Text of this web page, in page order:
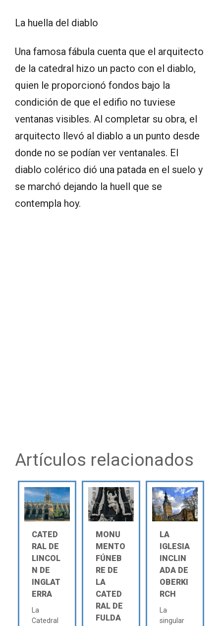
La huella del diablo
Una famosa fábula cuenta que el arquitecto
de la catedral hizo un pacto con el diablo,
quien le proporcionó fondos bajo la
condición de que el edifio no tuviese
ventanas visibles. Al completar su obra, el
arquitecto llevó al diablo a un punto desde
donde no se podían ver ventanales. El
diablo colérico dió una patada en el suelo y
se marchó dejando la huell que se
contempla hoy.
Artículos relacionados
CATED
RAL DE
LINCOL
N DE
INGLAT
ERRA
La
Catedral
MONU
MENTO
FÚNEB
RE DE
LA
CATED
RAL DE
FULDA
LA
IGLESIA
INCLIN
ADA DE
OBERKI
RCH
La
singular